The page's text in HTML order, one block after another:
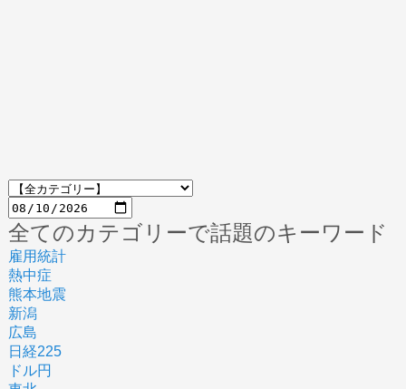
全てのカテゴリーで話題のキーワード
雇用統計
熱中症
熊本地震
新潟
広島
日経225
ドル円